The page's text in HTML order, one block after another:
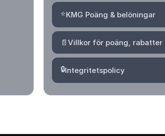
⭐KMG Poäng & belöningar
📄Villkor för poäng, rabatter
🔒Integritetspolicy